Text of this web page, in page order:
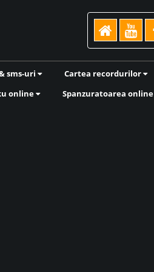
sms-uri Cartea recordurilor
online
Spanzuratoarea online